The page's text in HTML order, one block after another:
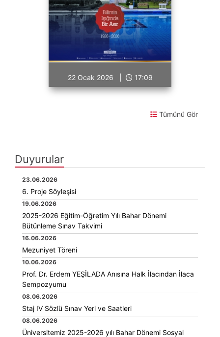
22 Ocak 2026 | 17:09
Tümünü Gör
Duyurular
23.06.2026
6. Proje Söyleşisi
19.06.2026
2025-2026 Eğitim-Öğretim Yılı Bahar Dönemi
Bütünleme Sınav Takvimi
16.06.2026
Mezuniyet Töreni
10.06.2026
Prof. Dr. Erdem YEŞİLADA Anısına Halk İlacından İlaca
Sempozyumu
08.06.2026
Staj IV Sözlü Sınav Yeri ve Saatleri
08.06.2026
Üniversitemiz 2025-2026 yılı Bahar Dönemi Sosyal